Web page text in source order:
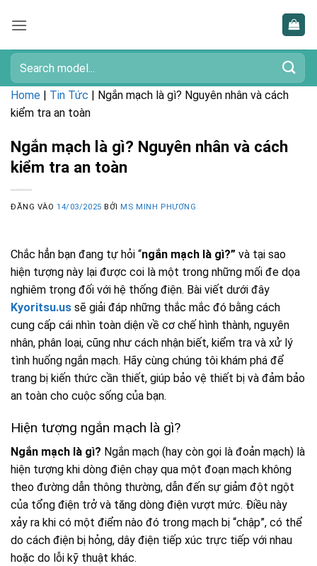
qua
dung
Tìm
kiếm:
Home | Tin Tức | Ngắn mạch là gì? Nguyên nhân và cách
kiểm tra an toàn
Ngắn mạch là gì? Nguyên nhân và cách
kiểm tra an toàn
ĐĂNG VÀO14/03/2025 BỞI MS MINH PHƯƠNG
Chắc hẳn bạn đang tự hỏi “ngắn mạch là gì?” và tại sao
hiện tượng này lại được coi là một trong những mối đe dọa
nghiêm trọng đối với hệ thống điện. Bài viết dưới đây
Kyoritsu.us sẽ giải đáp những thắc mắc đó bằng cách
cung cấp cái nhìn toàn diện về cơ chế hình thành, nguyên
nhân, phân loại, cũng như cách nhận biết, kiểm tra và xử lý
tình huống ngắn mạch. Hãy cùng chúng tôi khám phá để
trang bị kiến thức cần thiết, giúp bảo vệ thiết bị và đảm bảo
an toàn cho cuộc sống của bạn.
Hiện tượng ngắn mạch là gì?
Ngắn mạch là gì? Ngắn mạch (hay còn gọi là đoản mạch) là
hiện tượng khi dòng điện chạy qua một đoạn mạch không
theo đường dẫn thông thường, dẫn đến sự giảm đột ngột
của tổng điện trở và tăng dòng điện vượt mức. Điều này
xảy ra khi có một điểm nào đó trong mạch bị “chập”, có thể
do cách điện bị hỏng, dây điện tiếp xúc trực tiếp với nhau
hoặc do lỗi kỹ thuật khác.